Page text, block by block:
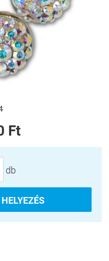
Ft
db